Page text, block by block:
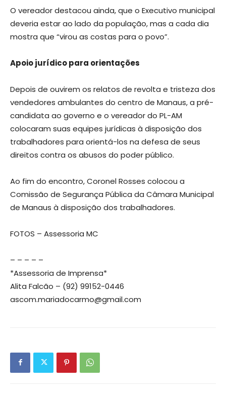
O vereador destacou ainda, que o Executivo municipal
deveria estar ao lado da população, mas a cada dia
mostra que “virou as costas para o povo”.
Apoio jurídico para orientações
Depois de ouvirem os relatos de revolta e tristeza dos
vendedores ambulantes do centro de Manaus, a pré-
candidata ao governo e o vereador do PL-AM
colocaram suas equipes jurídicas à disposição dos
trabalhadores para orientá-los na defesa de seus
direitos contra os abusos do poder público.
Ao fim do encontro, Coronel Rosses colocou a
Comissão de Segurança Pública da Câmara Municipal
de Manaus à disposição dos trabalhadores.
FOTOS – Assessoria MC
– – – – –
*Assessoria de Imprensa*
Alita Falcão – (92) 99152-0446
ascom.mariadocarmo@gmail.com